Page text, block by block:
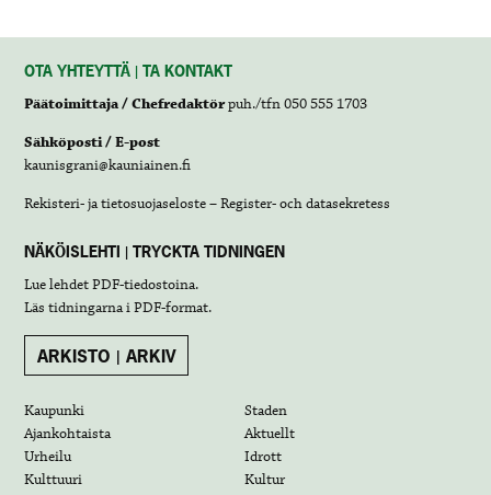
OTA YHTEYTTÄ | TA KONTAKT
Päätoimittaja / Chefredaktörpuh./tfn 050 555 1703
Sähköposti / E-post
kaunisgrani@kauniainen.fi
Rekisteri- ja tietosuojaseloste – Register- och datasekretess
NÄKÖISLEHTI | TRYCKTA TIDNINGEN
Lue lehdetPDF-tiedostoina.
Läs tidningarna iPDF-format.
ARKISTO | ARKIV
Kaupunki
Staden
Ajankohtaista
Aktuellt
Urheilu
Idrott
Kulttuuri
Kultur